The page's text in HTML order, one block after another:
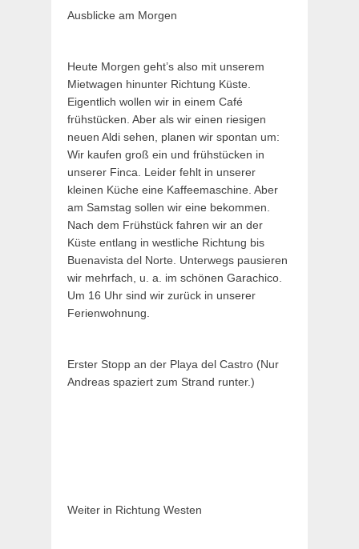
Ausblicke am Morgen
Heute Morgen geht’s also mit unserem
Mietwagen hinunter Richtung Küste.
Eigentlich wollen wir in einem Café
frühstücken. Aber als wir einen riesigen
neuen Aldi sehen, planen wir spontan um:
Wir kaufen groß ein und frühstücken in
unserer Finca. Leider fehlt in unserer
kleinen Küche eine Kaffeemaschine. Aber
am Samstag sollen wir eine bekommen.
Nach dem Frühstück fahren wir an der
Küste entlang in westliche Richtung bis
Buenavista del Norte. Unterwegs pausieren
wir mehrfach, u. a. im schönen Garachico.
Um 16 Uhr sind wir zurück in unserer
Ferienwohnung.
Erster Stopp an der Playa del Castro (Nur
Andreas spaziert zum Strand runter.)
Weiter in Richtung Westen